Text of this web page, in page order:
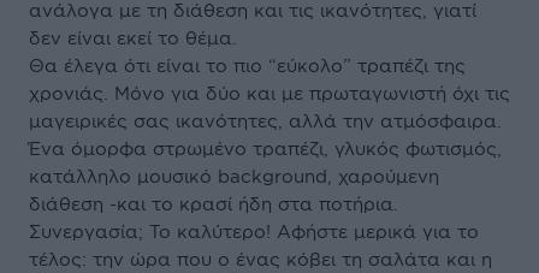
ανάλογα με τη διάθεση και τις ικανότητες, γιατί
δεν είναι εκεί το θέμα.
Θα έλεγα ότι είναι το πιο “εύκολο” τραπέζι της
χρονιάς. Μόνο για δύο και με πρωταγωνιστή όχι τις
μαγειρικές σας ικανότητες, αλλά την ατμόσφαιρα.
Ένα όμορφα στρωμένο τραπέζι, γλυκός φωτισμός,
κατάλληλο μουσικό background, χαρούμενη
διάθεση -και το κρασί ήδη στα ποτήρια.
Συνεργασία; Το καλύτερο! Αφήστε μερικά για το
τέλος: την ώρα που ο ένας κόβει τη σαλάτα και η